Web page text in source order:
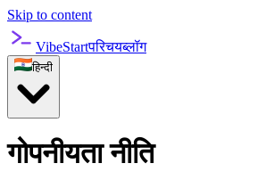
Skip to content
VibeStartपरिचयब्लॉग
हिन्दी
गोपनीयता नीति